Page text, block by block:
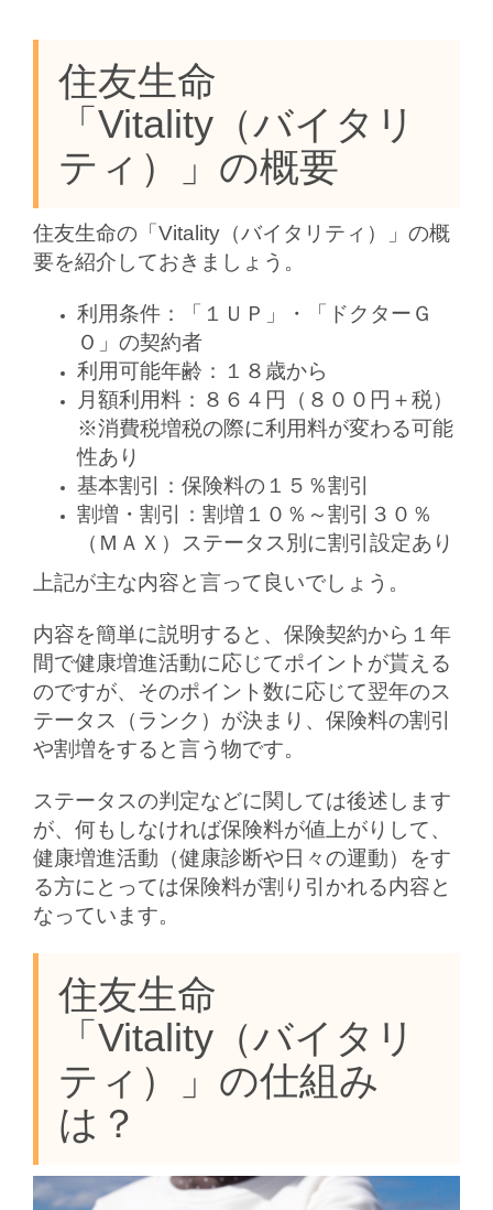
住友生命
「Vitality（バイタリ
ティ）」の概要
住友生命の「Vitality（バイタリティ）」の概
要を紹介しておきましょう。
利用条件：「１ＵＰ」・「ドクターＧ
Ｏ」の契約者
利用可能年齢：１８歳から
月額利用料：８６４円（８００円＋税）
※消費税増税の際に利用料が変わる可能
性あり
基本割引：保険料の１５％割引
割増・割引：割増１０％～割引３０％
（ＭＡＸ）ステータス別に割引設定あり
上記が主な内容と言って良いでしょう。
内容を簡単に説明すると、保険契約から１年
間で健康増進活動に応じてポイントが貰える
のですが、そのポイント数に応じて翌年のス
テータス（ランク）が決まり、保険料の割引
や割増をすると言う物です。
ステータスの判定などに関しては後述します
が、何もしなければ保険料が値上がりして、
健康増進活動（健康診断や日々の運動）をす
る方にとっては保険料が割り引かれる内容と
なっています。
住友生命
「Vitality（バイタリ
ティ）」の仕組み
は？